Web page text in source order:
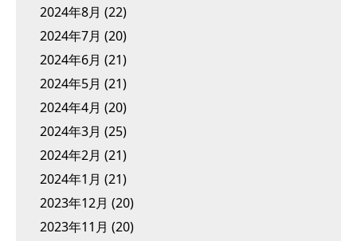
2024年8月 (22)
2024年7月 (20)
2024年6月 (21)
2024年5月 (21)
2024年4月 (20)
2024年3月 (25)
2024年2月 (21)
2024年1月 (21)
2023年12月 (20)
2023年11月 (20)